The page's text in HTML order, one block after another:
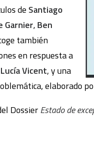
de Santiago
Garnier, Ben
también
en respuesta a
Lucía Vicent, y una
elaborado
DossierEstado de